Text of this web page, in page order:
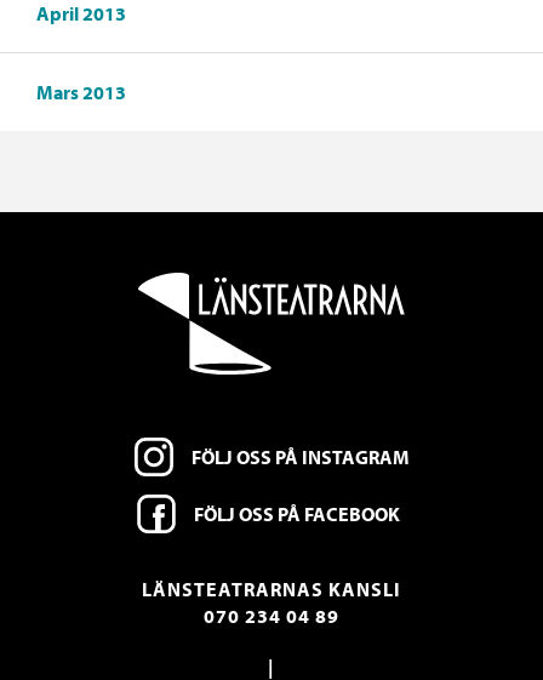
April 2013
Mars 2013
FÖLJ OSS PÅ INSTAGRAM
FÖLJ OSS PÅ FACEBOOK
LÄNSTEATRARNAS KANSLI
070 234 04 89
|